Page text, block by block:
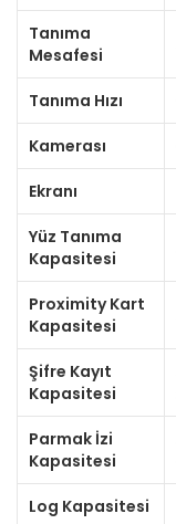
Tanıma
Mesafesi
Tanıma Hızı
Kamerası
Ekranı
Yüz Tanıma
Kapasitesi
Proximity Kart
Kapasitesi
Şifre Kayıt
Kapasitesi
Parmak İzi
Kapasitesi
Log Kapasitesi